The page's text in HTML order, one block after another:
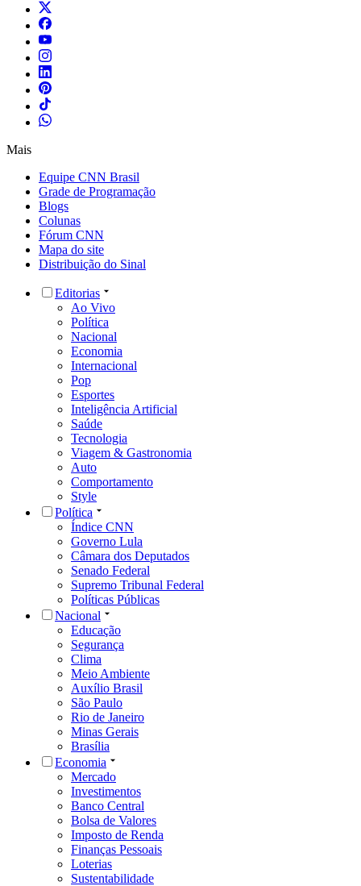
Mais
Equipe CNN Brasil
Grade de Programação
Blogs
Colunas
Fórum CNN
Mapa do site
Distribuição do Sinal
Editorias
Ao Vivo
Política
Nacional
Economia
Internacional
Pop
Esportes
Inteligência Artificial
Saúde
Tecnologia
Viagem & Gastronomia
Auto
Comportamento
Style
Política
Índice CNN
Governo Lula
Câmara dos Deputados
Senado Federal
Supremo Tribunal Federal
Políticas Públicas
Nacional
Educação
Segurança
Clima
Meio Ambiente
Auxílio Brasil
São Paulo
Rio de Janeiro
Minas Gerais
Brasília
Economia
Mercado
Investimentos
Banco Central
Bolsa de Valores
Imposto de Renda
Finanças Pessoais
Loterias
Sustentabilidade